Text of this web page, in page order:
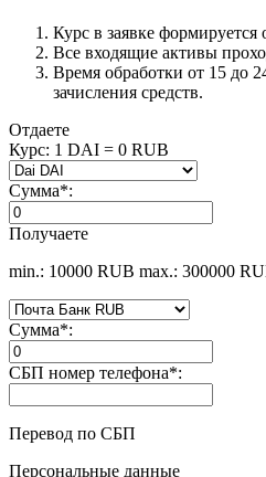
Курс в заявке
Все входящие активы
Время обработки от 15 до
зачисления средств.
Отдаете
Курс: 1 DAI = 0 RUB
Сумма*:
Получаете
min.: 10000 RUB max.: 300000
Сумма*:
СБП номер телефона*:
Перевод по СБП
Персональные данные